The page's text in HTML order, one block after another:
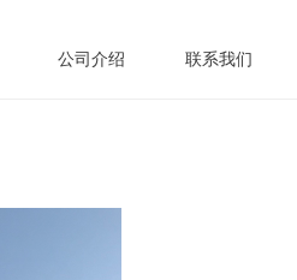
公司介绍 联系我们